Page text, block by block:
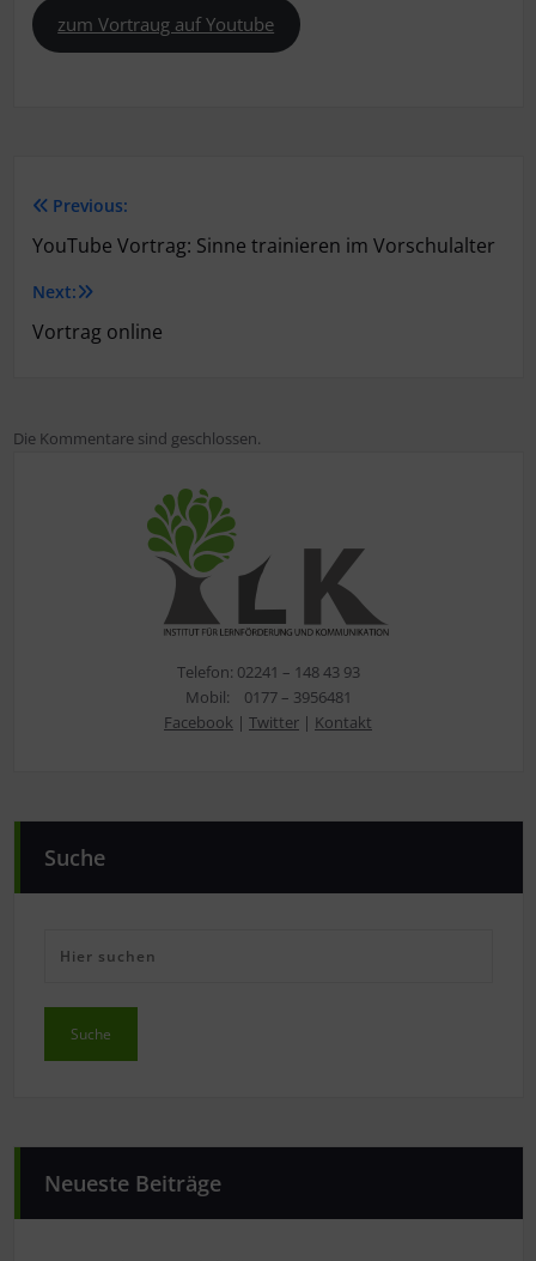
zum Vortraug auf Youtube
Beitragsnavigation
Previous:
YouTube Vortrag: Sinne trainieren im Vorschulalter
Next:
Vortrag online
Die Kommentare sind geschlossen.
Telefon: 02241 – 148 43 93
Mobil: 0177 – 3956481
Facebook | Twitter | Kontakt
Suche
Neueste Beiträge